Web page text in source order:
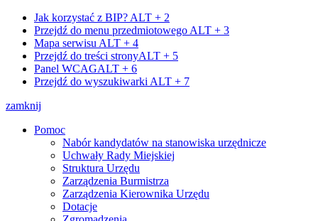
Jak korzystać z BIP? ALT + 2
Przejdź do menu przedmiotowego ALT + 3
Mapa serwisu ALT + 4
Przejdź do treści stronyALT + 5
Panel WCAGALT + 6
Przejdź do wyszukiwarki ALT + 7
zamknij
Pomoc
Nabór kandydatów na stanowiska urzędnicze
Uchwały Rady Miejskiej
Struktura Urzędu
Zarządzenia Burmistrza
Zarządzenia Kierownika Urzędu
Dotacje